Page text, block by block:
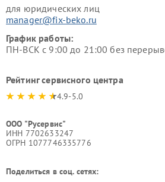
для юридических лиц
manager@fix-beko.ru
График работы:
ПН-ВСК с 9:00 до 21:00 без
Рейтинг сервисного центра
4.9-5.0
ООО "Русервис"
ИНН 7702633247
ОГРН 1077746335776
Поделиться в соц. сетях: